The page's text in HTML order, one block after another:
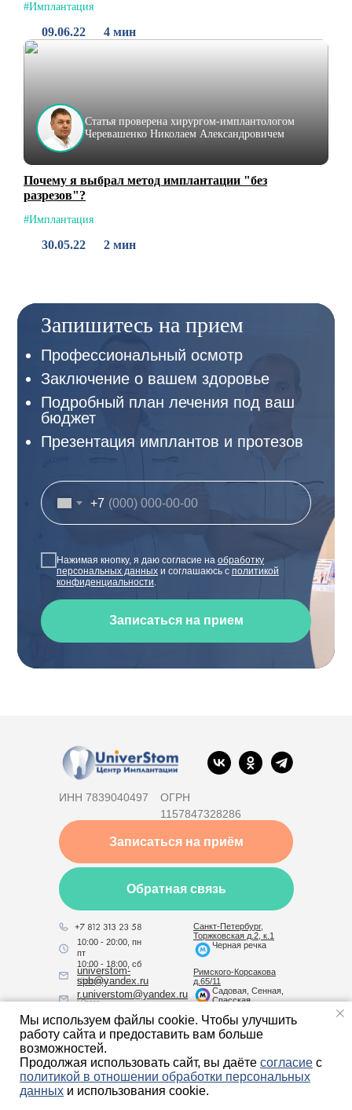
#Имплантация
09.06.22 4 мин
Статья проверена хирургом-имплантологом
Черевашенко Николаем Александровичем
Почему я выбрал метод имплантации "без
разрезов"?
#Имплантация
30.05.22 2 мин
Запишитесь на прием
Профессиональный осмотр
Заключение о вашем здоровье
Подробный план лечения под ваш
бюджет
Презентация имплантов и протезов
+7
Нажимая кнопку, я даю согласие на обработку
персональных данныхи соглашаюсь с политикой
конфиденциальности
Записаться на прием
ИНН 7839040497
ОГРН
1157847328286
Записаться на приём
Обратная связь
r.universtom@yandex.ru
( Отдел
universtom-
spb@yandex.ru
( Клиника )
10:00 - 20:00, пн
пт
10:00 - 18:00, сб
О клинике
Цены
Пациентам
Лицензии
Отзывы
Санкт-Петербург,
Торжковская д.2, к.1
Черная речка
Римского-Корсакова
д.65/11
Садовая, Сенная,
Спасская
Мы используем файлы cookie. Чтобы улучшить
работу сайта и предоставить вам больше
возможностей.
Продолжая использовать сайт, вы даёте согласие с
политикой в отношении обработки персональных
данных и использования cookie.